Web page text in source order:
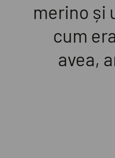
merino și
cum
avea,